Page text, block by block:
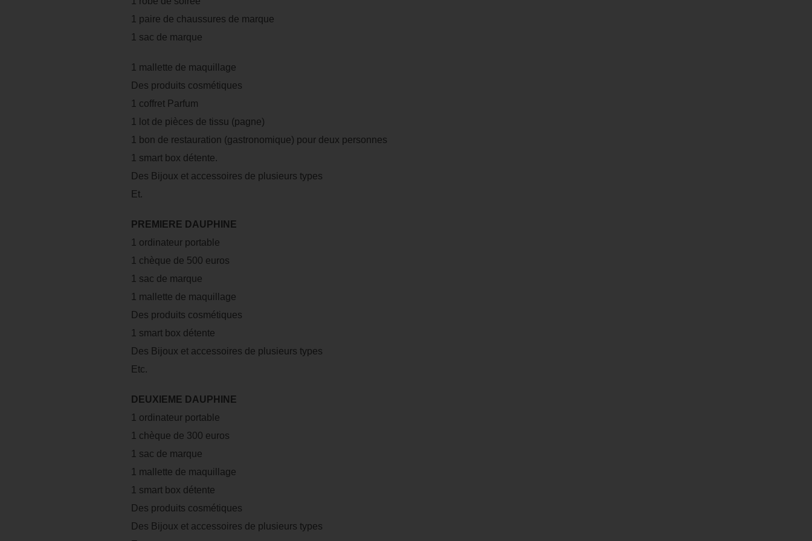
1 paire de chaussures de marque
1 sac de marque
1 mallette de maquillage
Des produits cosmétiques
1 coffret Parfum
1 lot de pièces de tissu (pagne)
1 bon de restauration (gastronomique) pour deux personnes
1 smart box détente.
Des Bijoux et accessoires de plusieurs types
Et.
PREMIERE DAUPHINE
1 ordinateur portable
1 chèque de 500 euros
1 sac de marque
1 mallette de maquillage
Des produits cosmétiques
1 smart box détente
Des Bijoux et accessoires de plusieurs types
Etc.
DEUXIEME DAUPHINE
1 ordinateur portable
1 chèque de 300 euros
1 sac de marque
1 mallette de maquillage
1 smart box détente
Des produits cosmétiques
Des Bijoux et accessoires de plusieurs types